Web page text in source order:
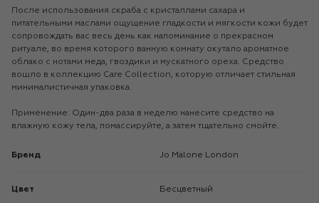
После использования скраба с кристаллами сахара и
питательными маслами ощущение гладкости и мягкости кожи будет
сопровождать вас весь день как напоминание о прекрасном
ритуале, во время которого ванную комнату окутало ароматное
облако с нотами меда, гвоздики и мускатного ореха. Средство
вошло в коллекцию Care Collection, которую отличает стильная
минималистичная упаковка.
Применение: Один-два раза в неделю нанесите средство на
влажную кожу тела, помассируйте, а затем тщательно смойте.
Бренд Jo Malone London
Цвет Бесцветный